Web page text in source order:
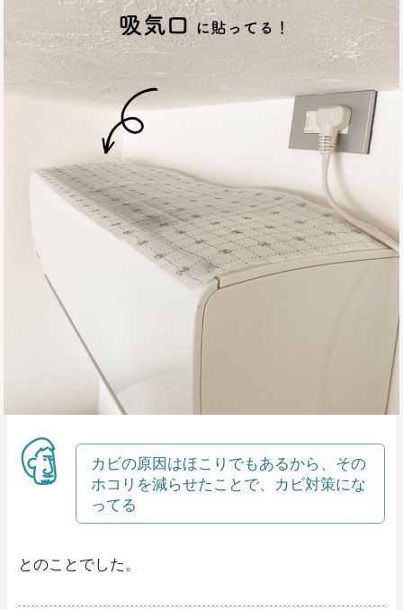
カビの原因はほこりでもあるから、その
ホコリを減らせたことで、カビ対策にな
ってる
とのことでした。